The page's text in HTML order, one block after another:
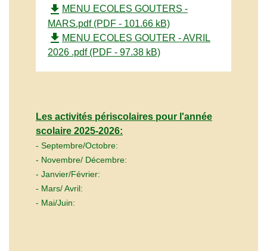
file_download MENU ECOLES GOUTERS -
MARS.pdf (PDF - 101.66 kB)
file_download MENU ECOLES GOUTER - AVRIL
2026 .pdf (PDF - 97.38 kB)
Les activités périscolaires pour l'année
scolaire 2025-2026:
- Septembre/Octobre:
- Novembre/ Décembre:
- Janvier/Février:
- Mars/ Avril:
- Mai/Juin: